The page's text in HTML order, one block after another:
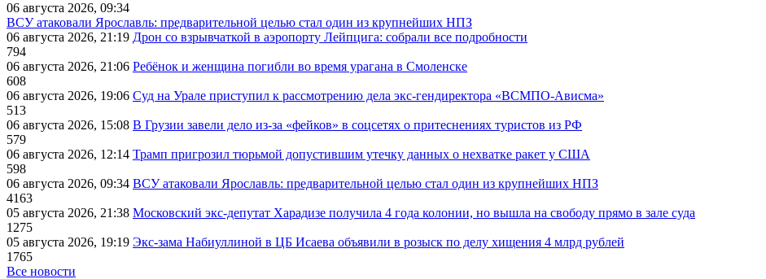
06 августа 2026, 09:34
ВСУ атаковали Ярославль: предварительной целью стал один из крупнейших НПЗ
06 августа 2026, 21:19 Дрон со взрывчаткой в аэропорту Лейпцига: собрали все подробности
794
06 августа 2026, 21:06 Ребёнок и женщина погибли во время урагана в Смоленске
608
06 августа 2026, 19:06 Суд на Урале приступил к рассмотрению дела экс-гендиректора «ВСМПО-Ависма»
513
06 августа 2026, 15:08 В Грузии завели дело из-за «фейков» в соцсетях о притеснениях туристов из РФ
579
06 августа 2026, 12:14 Трамп пригрозил тюрьмой допустившим утечку данных о нехватке ракет у США
598
06 августа 2026, 09:34 ВСУ атаковали Ярославль: предварительной целью стал один из крупнейших НПЗ
4163
05 августа 2026, 21:38 Московский экс-депутат Харадизе получила 4 года колонии, но вышла на свободу прямо в зале суда
1275
05 августа 2026, 19:19 Экс-зама Набиуллиной в ЦБ Исаева объявили в розыск по делу хищения 4 млрд рублей
1765
Все новости